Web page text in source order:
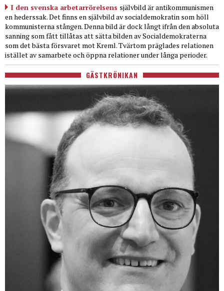
I den svenska arbetarrörelsens självbild är antikommunismen
en hederssak. Det finns en självbild av socialdemokratin som höll
kommunisterna stången. Denna bild är dock långt ifrån den absoluta
sanning som fått tillåtas att sätta bilden av Socialdemokraterna
som det bästa försvaret mot Kreml. Tvärtom präglades relationen
istället av samarbete och öppna relationer under långa perioder.
GÄSTKRÖNIKAN